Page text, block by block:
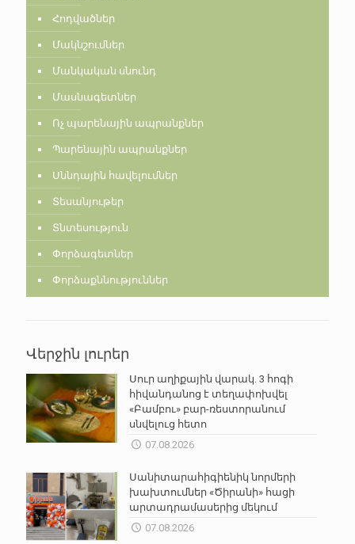
Հոդվածներ
Մակնշումներ
Մանկական սնունդ
Մասնագետներ
Ոչ պարենային ապրանքներ
Պարենային ապրանքներ
Սննդային հավելումներ
Տեսանյութեր
Տնտեսություն
Փորձագետներ
Փորձաքննություններ
Վերջին լուրեր
Սուր աղիքային վարակ. 3 հոգի
հիվանդանոց է տեղափոխվել
«Բամբու» բար-ռեստորանում
սնվելուց հետո
07.08.2026
Սանիտարահիգիենիկ նորմերի
խախտումներ «Ծիրանի» հացի
արտադրամասերից մեկում
07.08.2026